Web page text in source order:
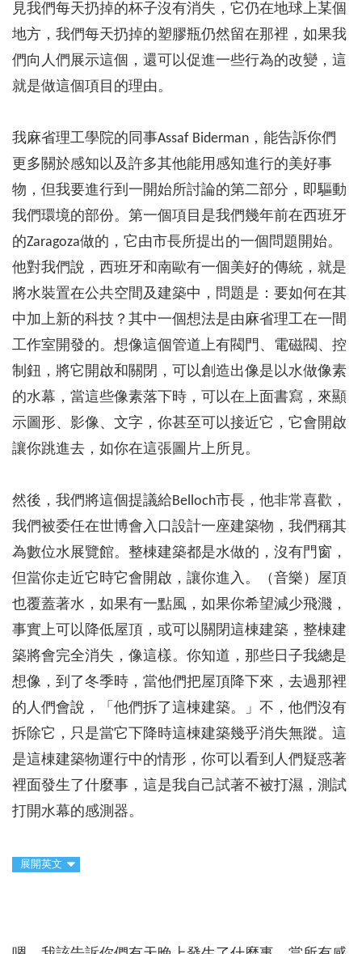
見我們每天扔掉的杯子沒有消失，它仍在地球上某個
地方，我們每天扔掉的塑膠瓶仍然留在那裡，如果我
們向人們展示這個，還可以促進一些行為的改變，這
就是做這個項目的理由。
我麻省理工學院的同事Assaf Biderman，能告訴你們
更多關於感知以及許多其他能用感知進行的美好事
物，但我要進行到一開始所討論的第二部分，即驅動
我們環境的部份。第一個項目是我們幾年前在西班牙
的Zaragoza做的，它由市長所提出的一個問題開始。
他對我們說，西班牙和南歐有一個美好的傳統，就是
將水裝置在公共空間及建築中，問題是：要如何在其
中加上新的科技？其中一個想法是由麻省理工在一間
工作室開發的。想像這個管道上有閥門、電磁閥、控
制鈕，將它開啟和關閉，可以創造出像是以水做像素
的水幕，當這些像素落下時，可以在上面書寫，來顯
示圖形、影像、文字，你甚至可以接近它，它會開啟
讓你跳進去，如你在這張圖片上所見。
然後，我們將這個提議給Belloch市長，他非常喜歡，
我們被委任在世博會入口設計一座建築物，我們稱其
為數位水展覽館。整棟建築都是水做的，沒有門窗，
但當你走近它時它會開啟，讓你進入。（音樂）屋頂
也覆蓋著水，如果有一點風，如果你希望減少飛濺，
事實上可以降低屋頂，或可以關閉這棟建築，整棟建
築將會完全消失，像這樣。你知道，那些日子我總是
想像，到了冬季時，當他們把屋頂降下來，去過那裡
的人們會說，「他們拆了這棟建築。」不，他們沒有
拆除它，只是當它下降時這棟建築幾乎消失無蹤。這
是這棟建築物運行中的情形，你可以看到人們疑惑著
裡面發生了什麼事，這是我自己試著不被打濕，測試
打開水幕的感測器。
展開英文